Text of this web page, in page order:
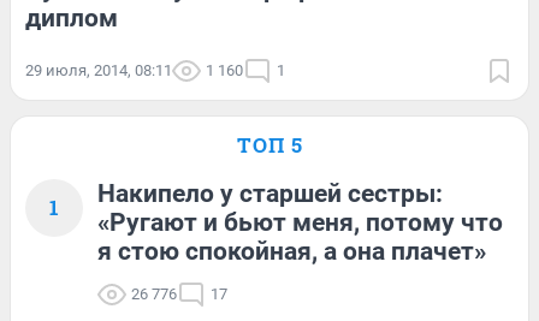
диплом
29 июля, 2014, 08:11 1 160 1
ТОП 5
1
Накипело у старшей сестры:
«Ругают и бьют меня, потому что
я стою спокойная, а она плачет»
26 776 17